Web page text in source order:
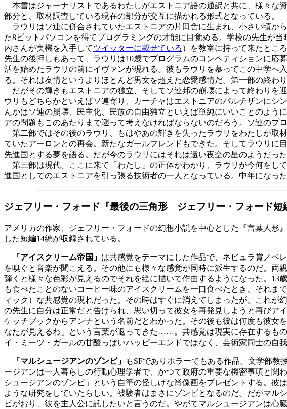
本書はジャーナリストであるわたしがエストニア語の通訳と共に、様々な
部分と、取材調査している現在の部分が交互に描かれる形式となっている。
ラウリはソ連に併合されていたエストニアの片田舎に生まれ、小さい頃か
た8ビットパソコンを得てプログラミングの才能に目覚める。学校の先生が
内さんが実機を入手してツイッターに載せている ）を教室に持って来たとこ
先生の後押しもあって、ラウリは10歳でプログラムのコンペティションに
活を始めたラウリの前にイヴァンが現れる。彼もラウリを慕ってこの中学へ
る。それは友情というよりほとんど男女を超えた恋愛感情だ。第一部の終わ
だがその輝きもエストニアの独立、そしてソ連邦の崩壊によって終わりを
ウリもどちらかといえばソ連寄り、カーチャはエストニアのパルチザンに
んかはソ連の崩壊、民主化、民族の自由独立といえば単純にいいことのよ
アの問題もこのあたりまで遡って考えなければならないのだろう。ソ連のプ
第二部ではその後のラウリ、もはやあの輝きを失ったラウリをわたしが取
ていたアーロンとの再会。新たなガールフレンドもできた。そしてラウリ
先進国とする夢を語る。だが今のラウリにはそれは遠い夜空の星のようだ
第三部は現代。ここに来て「わたし」の正体がわかり、ラウリが今何をし
進国としてのエストニアを引っ張る技術者の一人となっている。中年になっ
ジェフリー・フォード『最後の三角形 ジェフリー・フォード
アメリカの作家、ジェフリー・フォードの幻想小説を中心とした『言葉人形
した短編14編が収録されている。
「アイスクリーム帝国」 は共感覚をテーマにした作品で、ネビュラ賞ノベ
を嗅ぐと音楽が聞こえる。その他にも様々な感覚が同時に派生するのだ。
弾くと様々な色彩が見えるのでそれを絵に描いて作曲するようになった。
も食べたことのないコーヒー味のアイスクリームを一口食べたとき、それ
ィック）な共感覚の現れだった。その時はすぐに消えてしまったが、これ
の先生に自分は正常だと告げられ、思い切って彼女を再発見しようと再び
ケッチブックからアンナという名前だとわかった。その後も彼は何度も彼
なたが見えるわ」という言葉が返ってきた……。共感覚は現実に存在するも
イ・ミーツ・ガールの甘酸っぱいハッピーエンドではなく、芸術家同士の自
「マルシュージアンのゾンビ」
もSFでありホラーでもある作品。文学部教
ージアンは一人暮らしの行動心理学者で、かつて政府の重要な機密事項と
シュージアンのゾンビ」という自筆の怪しげな肖像画をプレゼントする。
ような研究をしていたらしい。被験者はまさにゾンビとなるのだ。だがマ
ビがおり、彼を主人公に託したいと言うのだ。やがてマルシュージアンは